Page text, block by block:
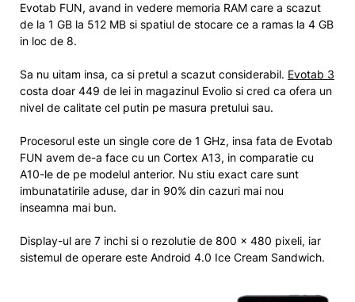
Evotab FUN, avand in vedere memoria RAM care a scazut
de la 1 GB la 512 MB si spatiul de stocare ce a ramas la 4 GB
in loc de 8.
Sa nu uitam insa, ca si pretul a scazut considerabil. Evotab 3
costa doar 449 de lei in magazinul Evolio si cred ca ofera un
nivel de calitate cel putin pe masura pretului sau.
Procesorul este un single core de 1 GHz, insa fata de Evotab
FUN avem de-a face cu un Cortex A13, in comparatie cu
A10-le de pe modelul anterior. Nu stiu exact care sunt
imbunatatirile aduse, dar in 90% din cazuri mai nou
inseamna mai bun.
Display-ul are 7 inchi si o rezolutie de 800 x 480 pixeli, iar
sistemul de operare este Android 4.0 Ice Cream Sandwich.